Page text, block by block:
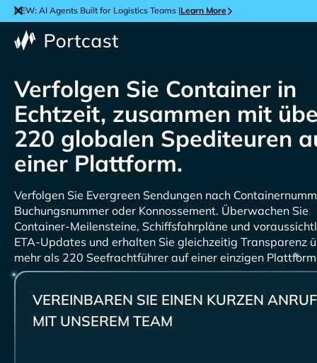
NEW: AI Agents Built for Logistics Teams |Learn More
Verfolgen Sie Container in
Echtzeit, zusammen mit
220 globalen Spediteuren
einer Plattform.
Verfolgen Sie
Sendungen nach
Buchungsnummer oder Konnossement. Überwachen Sie
Container-Meilensteine, Schiffsfahrpläne und
ETA-Updates und erhalten Sie gleichzeitig Transparenz
mehr als 220 Seefrachtführer auf einer einzigen
VEREINBAREN SIE EINEN KURZEN ANRUF
MIT UNSEREM TEAM